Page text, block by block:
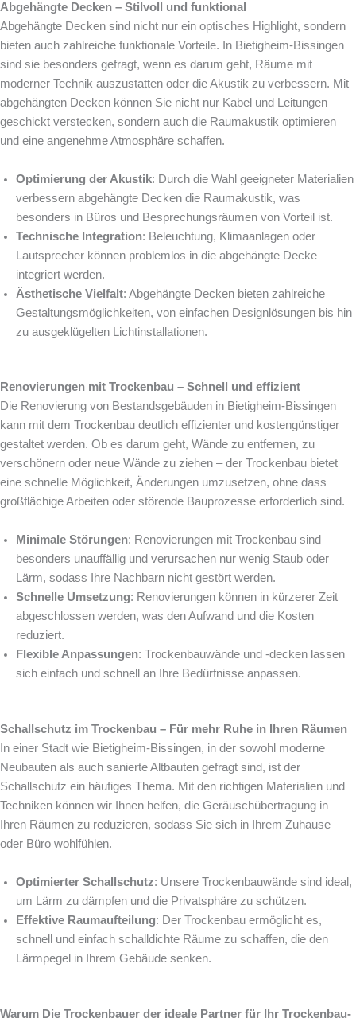
Abgehängte Decken – Stilvoll und funktional
Abgehängte Decken sind nicht nur ein optisches Highlight, sondern
bieten auch zahlreiche funktionale Vorteile. In Bietigheim-Bissingen
sind sie besonders gefragt, wenn es darum geht, Räume mit
moderner Technik auszustatten oder die Akustik zu verbessern. Mit
abgehängten Decken können Sie nicht nur Kabel und Leitungen
geschickt verstecken, sondern auch die Raumakustik optimieren
und eine angenehme Atmosphäre schaffen.
Optimierung der Akustik: Durch die Wahl geeigneter Materialien
verbessern abgehängte Decken die Raumakustik, was
besonders in Büros und Besprechungsräumen von Vorteil ist.
Technische Integration: Beleuchtung, Klimaanlagen oder
Lautsprecher können problemlos in die abgehängte Decke
integriert werden.
Ästhetische Vielfalt: Abgehängte Decken bieten zahlreiche
Gestaltungsmöglichkeiten, von einfachen Designlösungen bis hin
zu ausgeklügelten Lichtinstallationen.
Renovierungen mit Trockenbau – Schnell und effizient
Die Renovierung von Bestandsgebäuden in Bietigheim-Bissingen
kann mit dem Trockenbau deutlich effizienter und kostengünstiger
gestaltet werden. Ob es darum geht, Wände zu entfernen, zu
verschönern oder neue Wände zu ziehen – der Trockenbau bietet
eine schnelle Möglichkeit, Änderungen umzusetzen, ohne dass
großflächige Arbeiten oder störende Bauprozesse erforderlich sind.
Minimale Störungen: Renovierungen mit Trockenbau sind
besonders unauffällig und verursachen nur wenig Staub oder
Lärm, sodass Ihre Nachbarn nicht gestört werden.
Schnelle Umsetzung: Renovierungen können in kürzerer Zeit
abgeschlossen werden, was den Aufwand und die Kosten
reduziert.
Flexible Anpassungen: Trockenbauwände und -decken lassen
sich einfach und schnell an Ihre Bedürfnisse anpassen.
Schallschutz im Trockenbau – Für mehr Ruhe in Ihren Räumen
In einer Stadt wie Bietigheim-Bissingen, in der sowohl moderne
Neubauten als auch sanierte Altbauten gefragt sind, ist der
Schallschutz ein häufiges Thema. Mit den richtigen Materialien und
Techniken können wir Ihnen helfen, die Geräuschübertragung in
Ihren Räumen zu reduzieren, sodass Sie sich in Ihrem Zuhause
oder Büro wohlfühlen.
Optimierter Schallschutz: Unsere Trockenbauwände sind ideal,
um Lärm zu dämpfen und die Privatsphäre zu schützen.
Effektive Raumaufteilung: Der Trockenbau ermöglicht es,
schnell und einfach schalldichte Räume zu schaffen, die den
Lärmpegel in Ihrem Gebäude senken.
Warum Die Trockenbauer der ideale Partner für Ihr Trockenbau-